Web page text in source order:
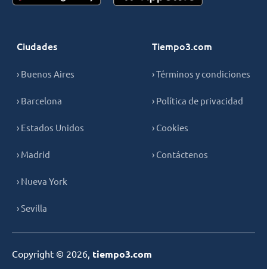
Ciudades
› Buenos Aires
› Barcelona
› Estados Unidos
› Madrid
› Nueva York
› Sevilla
Tiempo3.com
› Términos y condiciones
› Política de privacidad
› Cookies
› Contáctenos
Copyright © 2026, tiempo3.com